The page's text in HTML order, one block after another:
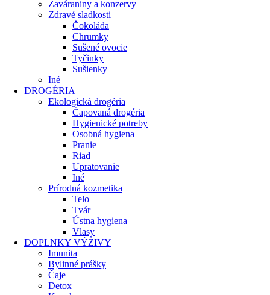
Zaváraniny a konzervy
Zdravé sladkosti
Čokoláda
Chrumky
Sušené ovocie
Tyčinky
Sušienky
Iné
DROGÉRIA
Ekologická drogéria
Čapovaná drogéria
Hygienické potreby
Osobná hygiena
Pranie
Riad
Upratovanie
Iné
Prírodná kozmetika
Telo
Tvár
Ústna hygiena
Vlasy
DOPLNKY VÝŽIVY
Imunita
Bylinné prášky
Čaje
Detox